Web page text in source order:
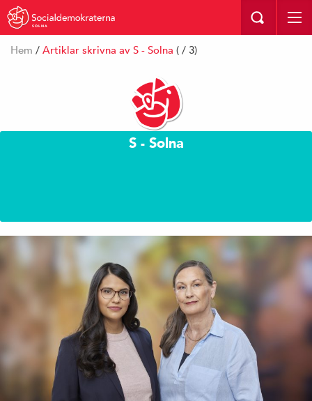
SOLNA
Hem / Artiklar skrivna av S - Solna ( / 3)
S - Solna